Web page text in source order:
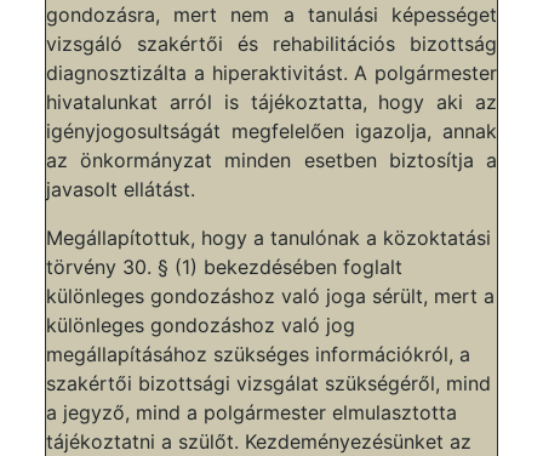
gondozásra, mert nem a tanulási képességet
vizsgáló szakértői és rehabilitációs bizottság
diagnosztizálta a hiperaktivitást. A polgármester
hivatalunkat arról is tájékoztatta, hogy aki az
igényjogosultságát megfelelően igazolja, annak
az önkormányzat minden esetben biztosítja a
javasolt ellátást.
Megállapítottuk, hogy a tanulónak a közoktatási
törvény 30. § (1) bekezdésében foglalt
különleges gondozáshoz való joga sérült, mert a
különleges gondozáshoz való jog
megállapításához szükséges információkról, a
szakértői bizottsági vizsgálat szükségéről, mind
a jegyző, mind a polgármester elmulasztotta
tájékoztatni a szülőt. Kezdeményezésünket az